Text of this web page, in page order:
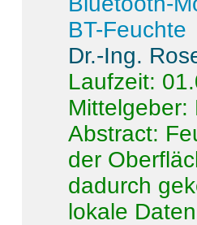
BT-Feuchte
Dr.-Ing.
Laufzeit:
Mittelgeber:
Abstract:
der
dadurch
lokale